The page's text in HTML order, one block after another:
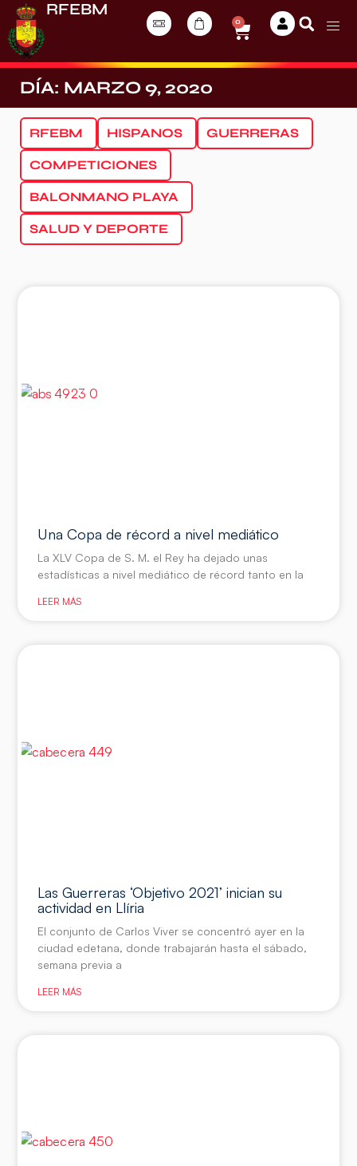
RFEBM
0
DÍA: MARZO 9, 2020
RFEBM HISPANOS GUERRERAS
COMPETICIONES
BALONMANO PLAYA
SALUD Y DEPORTE
Una Copa de récord a nivel mediático
La XLV Copa de S. M. el Rey ha dejado unas
estadísticas a nivel mediático de récord tanto en la
LEER MÁS
Las Guerreras ‘Objetivo 2021’ inician su
actividad en Llíria
El conjunto de Carlos Viver se concentró ayer en la
ciudad edetana, donde trabajarán hasta el sábado,
semana previa a
LEER MÁS